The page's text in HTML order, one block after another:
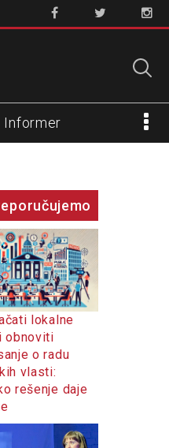
Informer
lokalne
obnoviti
o radu
vlasti:
rešenje daje